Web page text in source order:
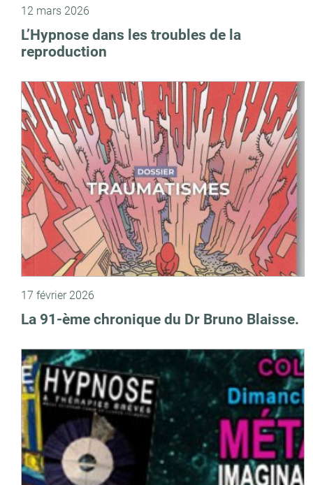
12 mars 2026
L’Hypnose dans les troubles de la
reproduction
17 février 2026
La 91-ème chronique du Dr Bruno Blaisse.